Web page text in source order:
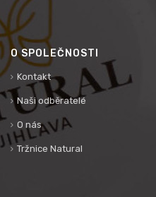
O SPOLEČNOSTI
Kontakt
Naši odběratelé
O nás
Tržnice Natural